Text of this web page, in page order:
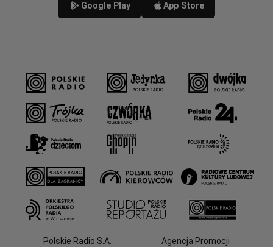
Google Play App Store
Polskie Radio S.A.
Agencja Promocji